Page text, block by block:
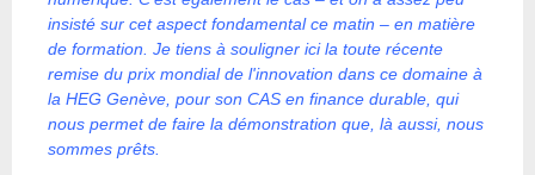
insisté sur cet aspect fondamental ce matin – en matière
de formation. Je tiens à souligner ici la toute récente
remise du prix mondial de l'innovation dans ce domaine à
la HEG Genève, pour son CAS en finance durable, qui
nous permet de faire la démonstration que, là aussi, nous
sommes prêts.